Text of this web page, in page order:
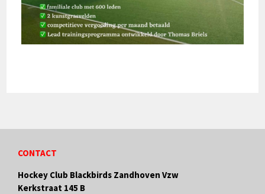
CONTACT
Hockey Club Blackbirds Zandhoven Vzw
Kerkstraat 145 B